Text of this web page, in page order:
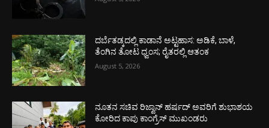
ದರ್ಬೆತಡ್ಕದಲ್ಲಿ ಕಾಡಾನೆ ಅಟ್ಟಹಾಸ: ಅಡಿಕೆ, ಬಾಳೆ,
ತೆಂಗಿನ ತೋಟ ಧ್ವಂಸ; ರೈತರಲ್ಲಿ ಆತಂಕ
August 5, 2026
ನೂತನ ಸಚಿವ ರಿಜ್ವಾನ್ ಹರ್ಷದ್ ಅವರಿಗೆ ಶುಭಾಶಯ
ಕೋರಿದ ಕಾಪು ಕಾಂಗ್ರೆಸ್ ಮುಖಂಡರು